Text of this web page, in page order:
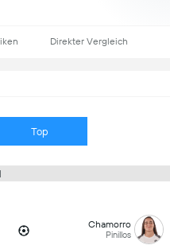
Direkter Vergleich
Top
Chamorro
Pinillos